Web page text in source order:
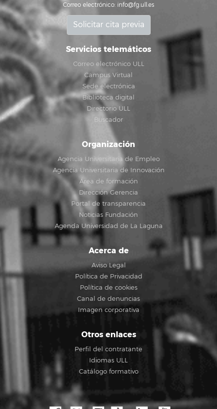
Correo electrónico: info@fg.ull.es
Solicitar cita previa
Servicios telemáticos
Correo electrónico ULL
Campus Virtual
Sede electrónica
Biblioteca digital
Directorio ULL
Buscador
Organización
Agencia Universitaria de Empleo
Agencia Universitaria de Innovación
Área de formación
Dirección Gerencia
Portal de transparencia
Noticias Fundación
Agenda Universidad de La Laguna
Acerca de
Aviso Legal
Política de Privacidad
Política de cookies
Canal de denuncias
Imagen corporativa
Otros enlaces
Perfil del contratante
Idiomas ULL
Catálogo formativo